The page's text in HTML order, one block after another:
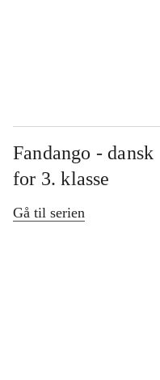
Fandango - dansk
for 3. klasse
Gå til serien